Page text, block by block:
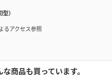
）
るアクセス参照
商品も買っています。